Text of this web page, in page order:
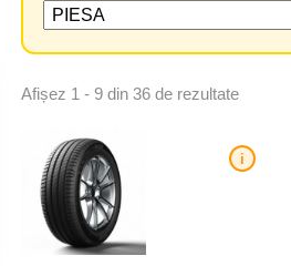
Afișez 1 - 9 din 36 de rezultate
i